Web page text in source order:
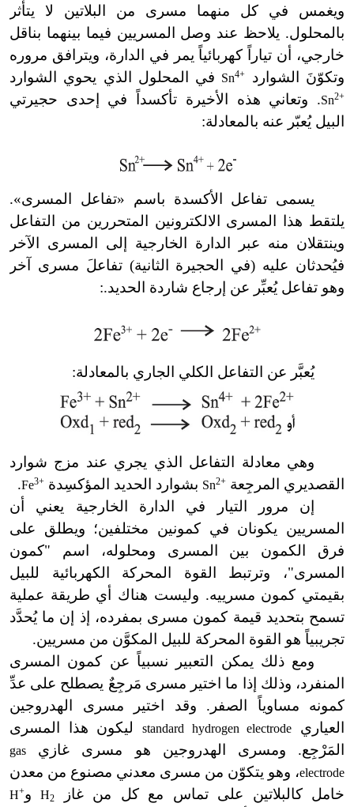
ويغمس في كل منهما مسرى من البلاتين لا يتأثر
بالمحلول. يلاحظ عند وصل المسريين فيما بينهما بناقل
خارجي، أن تياراً كهربائياً يمر في الدارة، ويترافق مروره
وتكوّنَ الشوارد
Sn4+ في المحلول الذي يحوي الشوارد
Sn2+
. وتعاني هذه الأخيرة تأكسداً في إحدى حجيرتي
البيل يُعبّر عنه بالمعادلة:
يسمى تفاعل الأكسدة باسم «تفاعل المسرى»
.
يلتقط هذا المسرى الالكترونين المتحررين من التفاعل
وينتقلان منه عبر الدارة الخارجية إلى المسرى الآخر
فيُحدثان عليه (في الحجيرة الثانية) تفاعلَ مسرى آخر
وهو تفاعل يُعبِّر عن إرجاع شاردة الحديد.:
يُعبَّر عن التفاعل الكلي الجاري بالمعادلة:
وهي معادلة التفاعل الذي يجري عند مزج شوارد
القصديري المرجِعة
Sn2+ بشوارد الحديد المؤكسِدة Fe3+
.
إن مرور التيار في الدارة الخارجية يعني أن
المسريين يكونان في كمونين مختلفين؛ ويطلق على
فرق الكمون بين المسرى ومحلوله، اسم "كمون
المسرى"، وترتبط القوة المحركة الكهربائية للبيل
بقيمتي كمون مسرييه. وليست هناك أي طريقة عملية
تسمح بتحديد قيمة كمون مسرى بمفرده، إذ إن ما يُحدَّد
تجريبياً هو القوة المحركة للبيل المكوَّن من مسريين.
ومع ذلك يمكن التعبير نسبياً عن كمون المسرى
المنفرد، وذلك إذا ما اختير مسرى مَرجِعٌ يصطلح على عدِّ
كمونه مساوياً الصفر. وقد اختير مسرى الهدروجين
العياري
standard hydrogen electrode
ليكون هذا المسرى
المَرْجِع. ومسرى الهدروجين هو مسرى غازي
gas
electrode، وهو يتكوّن من مسرى معدني مصنوع من معدن
خامل كالبلاتين على تماس مع كل من غاز
H2 و H+